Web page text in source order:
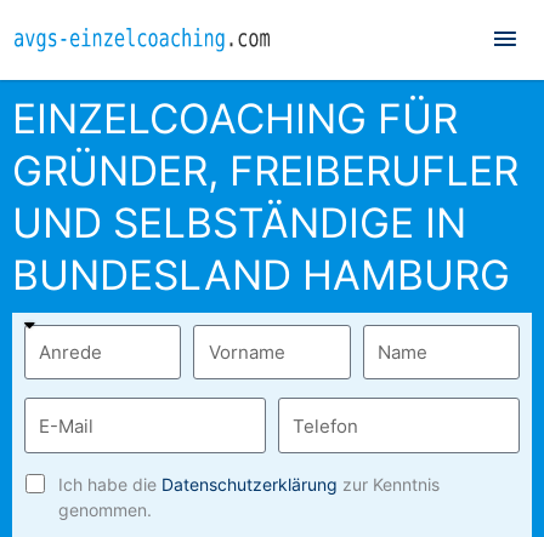
EINZELCOACHING FÜR
GRÜNDER, FREIBERUFLER
UND SELBSTÄNDIGE IN
BUNDESLAND HAMBURG
Ich habe die Datenschutzerklärung zur Kenntnis
genommen.